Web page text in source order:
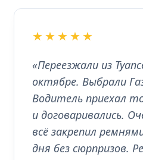
★★★★★
«Переезжали из
октябре. Выбрали
Водитель приехал
и договаривались.
всё закрепил
дня без сюрпризов.